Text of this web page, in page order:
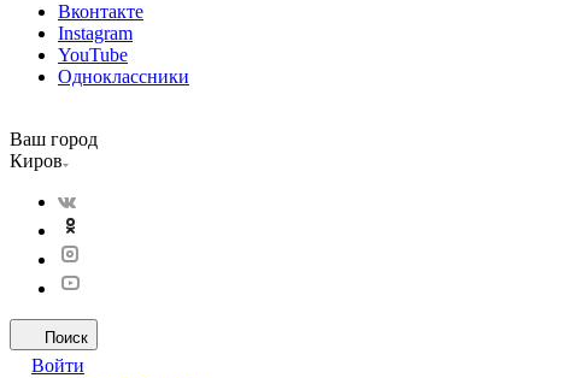
Вконтакте
Instagram
YouTube
Одноклассники
Ваш город
Киров
Поиск
Войти